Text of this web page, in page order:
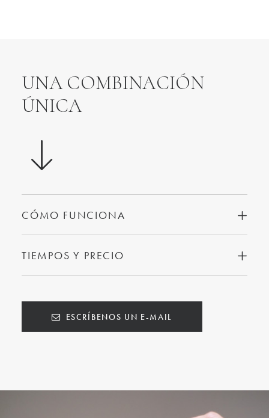
UNA COMBINACIÓN
ÚNICA
CÓMO FUNCIONA
TIEMPOS Y PRECIO
ESCRÍBENOS UN E-MAIL